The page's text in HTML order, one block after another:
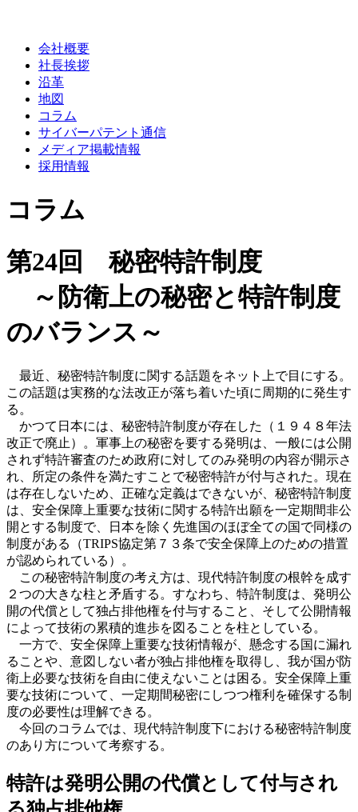
会社概要
社長挨拶
沿革
地図
コラム
サイバーパテント通信
メディア掲載情報
採用情報
コラム
第24回 秘密特許制度
～防衛上の秘密と特許制度
のバランス～
最近、秘密特許制度に関する話題をネット上で目にする。
この話題は実務的な法改正が落ち着いた頃に周期的に発生す
る。
かつて日本には、秘密特許制度が存在した（１９４８年法
改正で廃止）。軍事上の秘密を要する発明は、一般には公開
されず特許審査のため政府に対してのみ発明の内容が開示さ
れ、所定の条件を満たすことで秘密特許が付与された。現在
は存在しないため、正確な定義はできないが、秘密特許制度
は、安全保障上重要な技術に関する特許出願を一定期間非公
開とする制度で、日本を除く先進国のほぼ全ての国で同様の
制度がある（TRIPS協定第７３条で安全保障上のための措置
が認められている）。
この秘密特許制度の考え方は、現代特許制度の根幹を成す
２つの大きな柱と矛盾する。すなわち、特許制度は、発明公
開の代償として独占排他権を付与すること、そして公開情報
によって技術の累積的進歩を図ることを柱としている。
一方で、安全保障上重要な技術情報が、懸念する国に漏れ
ることや、意図しない者が独占排他権を取得し、我が国が防
衛上必要な技術を自由に使えないことは困る。安全保障上重
要な技術について、一定期間秘密にしつつ権利を確保する制
度の必要性は理解できる。
今回のコラムでは、現代特許制度下における秘密特許制度
のあり方について考察する。
特許は発明公開の代償として付与され